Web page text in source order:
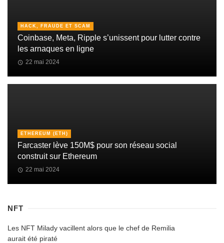
HACK, FRAUDE ET SCAM
Coinbase, Meta, Ripple s’unissent pour lutter contre
les arnaques en ligne
22 mai 2024
ETHEREUM (ETH)
Farcaster lève 150M$ pour son réseau social
construit sur Ethereum
22 mai 2024
NFT
Les NFT Milady vacillent alors que le chef de Remilia
aurait été piraté